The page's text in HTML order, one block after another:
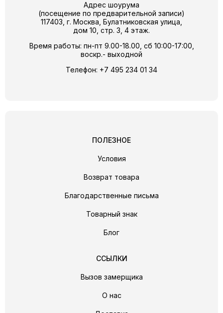
Адрес шоурума
(посещение по предварительной записи)
117403, г. Москва, Булатниковская улица,
дом 10, стр. 3, 4 этаж.
Время работы: пн-пт 9.00-18.00, сб 10:00-17:00,
воскр.- выходной
Телефон: +7 495 234 01 34
ПОЛЕЗНОЕ
Условия
Возврат товара
Благодарственные письма
Товарный знак
Блог
ССЫЛКИ
Вызов замерщика
О нас